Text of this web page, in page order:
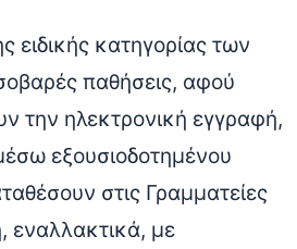
ειδικής κατηγορίας των
παθήσεις, αφού
την ηλεκτρονική εγγραφή,
μέσω εξουσιοδοτημένου
στις Γραμματείες
με